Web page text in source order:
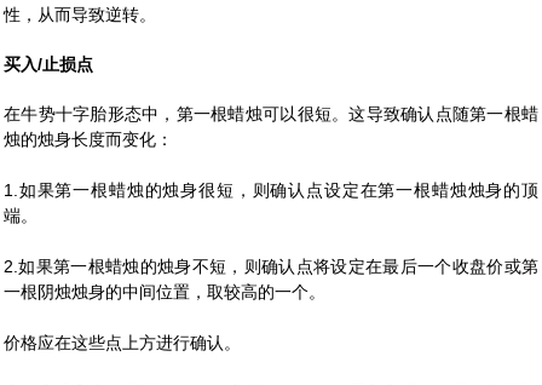
性，从而导致逆转。
买入/止损点
在牛势十字胎形态中，第一根蜡烛可以很短。这导致确认点随第一根蜡
烛的烛身长度而变化：
1.如果第一根蜡烛的烛身很短，则确认点设定在第一根蜡烛烛身的顶
端。
2.如果第一根蜡烛的烛身不短，则确认点将设定在最后一个收盘价或第
一根阴烛烛身的中间位置，取较高的一个。
价格应在这些点上方进行确认。